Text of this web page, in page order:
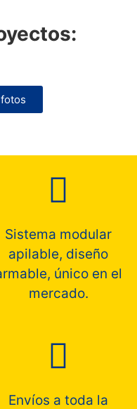
Sistema modular
apilable, diseño
único en el
mercado.
Envíos a toda la